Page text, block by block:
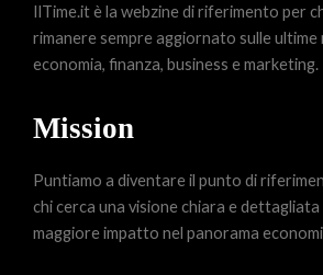
IlTime.it è la webzine di riferimento per
rimanere sempre aggiornato sulle ultime
economia, finanza, business e marketing.
Mission
Puntiamo a diventare il punto di
chi cerca una visione chiara e dettagliata
maggiore impatto nel panorama